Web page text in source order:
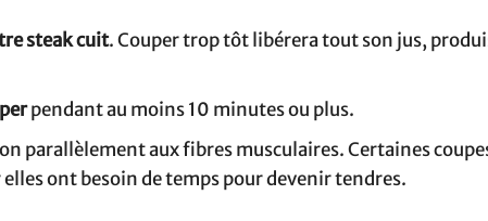
steak cuit. Couper trop tôt libérera tout son jus,
pendant au moins 10 minutes ou plus.
parallèlement aux fibres musculaires. Certaines
ont besoin de temps pour devenir tendres.